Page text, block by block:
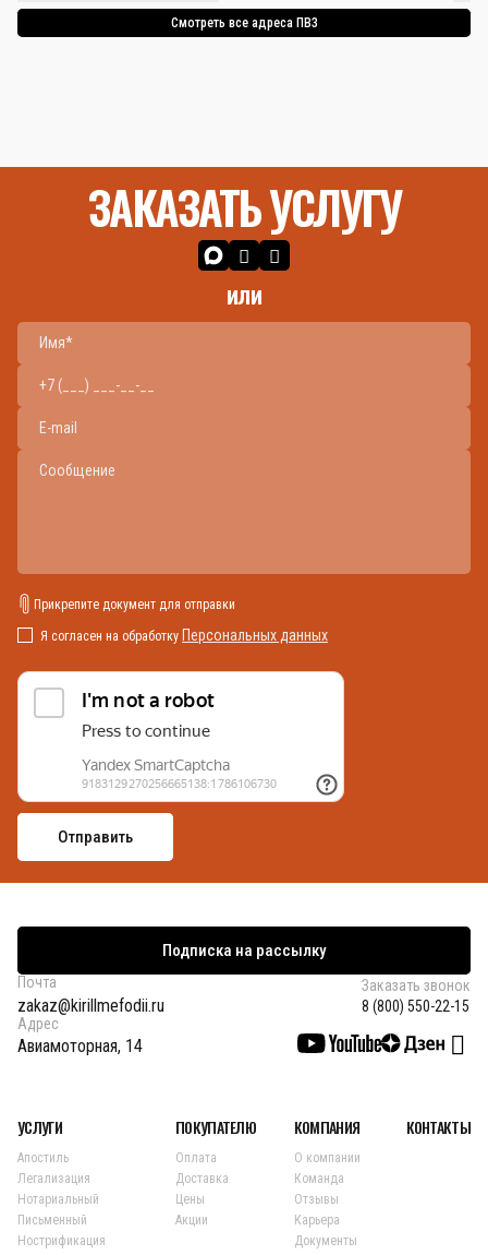
Смотреть все адреса ПВЗ
ЗАКАЗАТЬ УСЛУГУ
или
Прикрепите документ для отправки
Я согласен на обработку Персональных данных
Подписка на рассылку
Почта
zakaz@kirillmefodii.ru
Заказать звонок
8 (800) 550-22-15
Адрес
Авиамоторная, 14
УСЛУГИ
Апостиль
Легализация
Нотариальный
Письменный
Нострификация
ПОКУПАТЕЛЮ
Оплата
Доставка
Цены
Акции
КОМПАНИЯ
О компании
Команда
Отзывы
Карьера
Документы
КОНТАКТЫ